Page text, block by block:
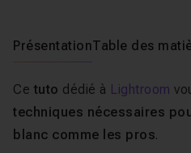
PrésentationTable des
Ce tuto dédié à Lightroom
techniques nécessaires
blanc comme les pros.